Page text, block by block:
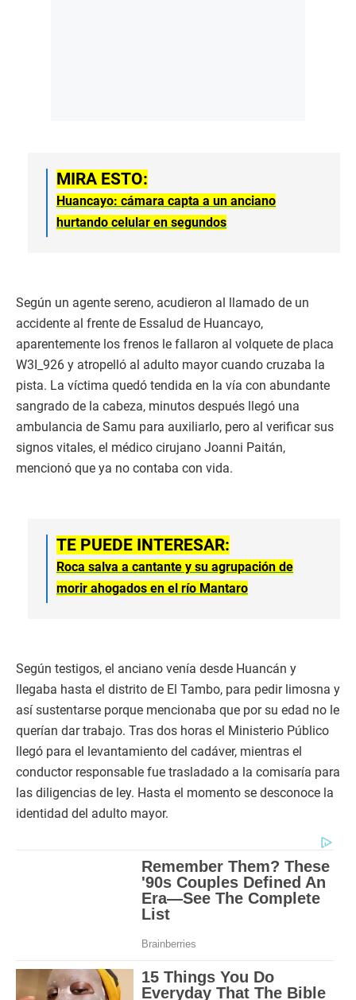
MIRA ESTO:
Huancayo: cámara capta a un anciano
hurtando celular en segundos
Según un agente sereno, acudieron al llamado de un
accidente al frente de Essalud de Huancayo,
aparentemente los frenos le fallaron al volquete de placa
W3I_926 y atropelló al adulto mayor cuando cruzaba la
pista. La víctima quedó tendida en la vía con abundante
sangrado de la cabeza, minutos después llegó una
ambulancia de Samu para auxiliarlo, pero al verificar sus
signos vitales, el médico cirujano Joanni Paitán,
mencionó que ya no contaba con vida.
TE PUEDE INTERESAR:
Roca salva a cantante y su agrupación de
morir ahogados en el río Mantaro
Según testigos, el anciano venía desde Huancán y
llegaba hasta el distrito de El Tambo, para pedir limosna y
así sustentarse porque mencionaba que por su edad no le
querían dar trabajo. Tras dos horas el Ministerio Público
llegó para el levantamiento del cadáver, mientras el
conductor responsable fue trasladado a la comisaría para
las diligencias de ley. Hasta el momento se desconoce la
identidad del adulto mayor.